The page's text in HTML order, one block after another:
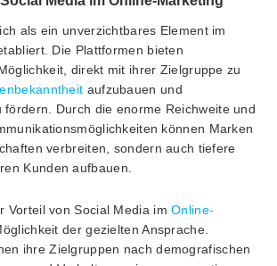
als ein unverzichtbares Element im
Die Plattformen bieten
direkt mit ihrer Zielgruppe zu
aufzubauen und
fördern. Durch die enorme Reichweite und
können Marken
verbreiten, sondern auch tiefere
Kunden aufbauen.
Vorteil von Social Media imOnline-
der gezielten Ansprache.
ihre Zielgruppen nach demografischen